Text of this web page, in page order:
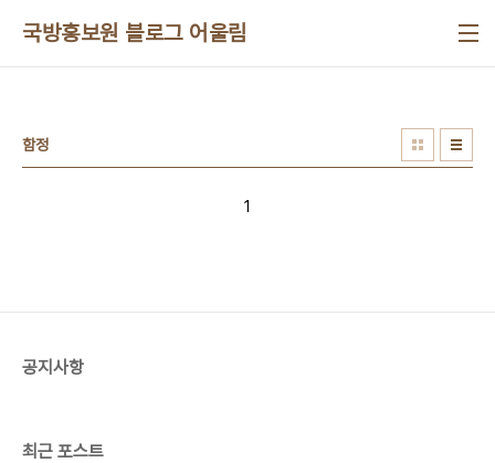
국방홍보원 블로그 어울림
함정
1
공지사항
최근 포스트